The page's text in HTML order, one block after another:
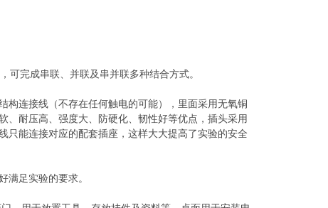
可完成串联、并联及串并联多种结合方式。
构连接线（不存在任何触电的可能），里面采用无氧铜
、耐压高、强度大、防硬化、韧性好等优点，插头采用
只能连接对应的配套插座，这样大大提高了实验的安全
满足实验的要求。